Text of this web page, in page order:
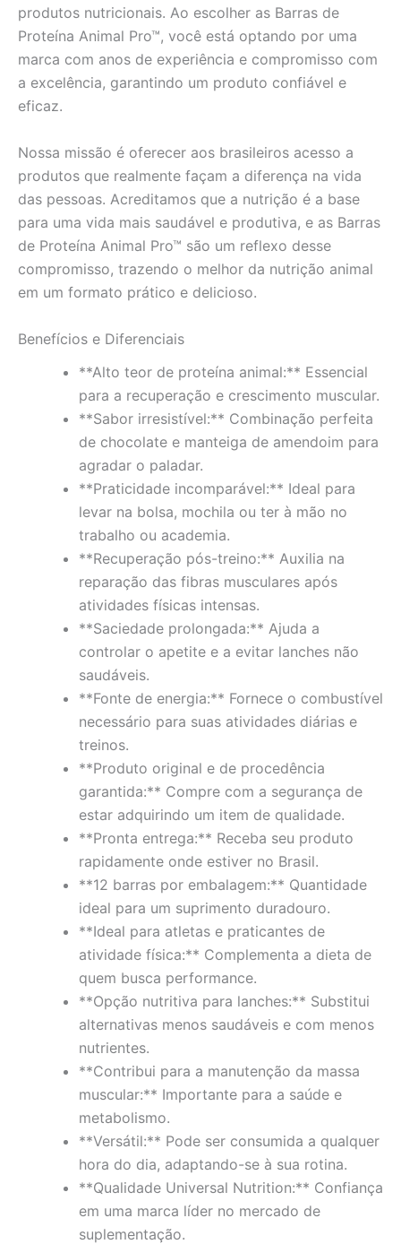
produtos nutricionais. Ao escolher as Barras de
Proteína Animal Pro™, você está optando por uma
marca com anos de experiência e compromisso com
a excelência, garantindo um produto confiável e
eficaz.
Nossa missão é oferecer aos brasileiros acesso a
produtos que realmente façam a diferença na vida
das pessoas. Acreditamos que a nutrição é a base
para uma vida mais saudável e produtiva, e as Barras
de Proteína Animal Pro™ são um reflexo desse
compromisso, trazendo o melhor da nutrição animal
em um formato prático e delicioso.
Benefícios e Diferenciais
**Alto teor de proteína animal:** Essencial
para a recuperação e crescimento muscular.
**Sabor irresistível:** Combinação perfeita
de chocolate e manteiga de amendoim para
agradar o paladar.
**Praticidade incomparável:** Ideal para
levar na bolsa, mochila ou ter à mão no
trabalho ou academia.
**Recuperação pós-treino:** Auxilia na
reparação das fibras musculares após
atividades físicas intensas.
**Saciedade prolongada:** Ajuda a
controlar o apetite e a evitar lanches não
saudáveis.
**Fonte de energia:** Fornece o combustível
necessário para suas atividades diárias e
treinos.
**Produto original e de procedência
garantida:** Compre com a segurança de
estar adquirindo um item de qualidade.
**Pronta entrega:** Receba seu produto
rapidamente onde estiver no Brasil.
**12 barras por embalagem:** Quantidade
ideal para um suprimento duradouro.
**Ideal para atletas e praticantes de
atividade física:** Complementa a dieta de
quem busca performance.
**Opção nutritiva para lanches:** Substitui
alternativas menos saudáveis e com menos
nutrientes.
**Contribui para a manutenção da massa
muscular:** Importante para a saúde e
metabolismo.
**Versátil:** Pode ser consumida a qualquer
hora do dia, adaptando-se à sua rotina.
**Qualidade Universal Nutrition:** Confiança
em uma marca líder no mercado de
suplementação.